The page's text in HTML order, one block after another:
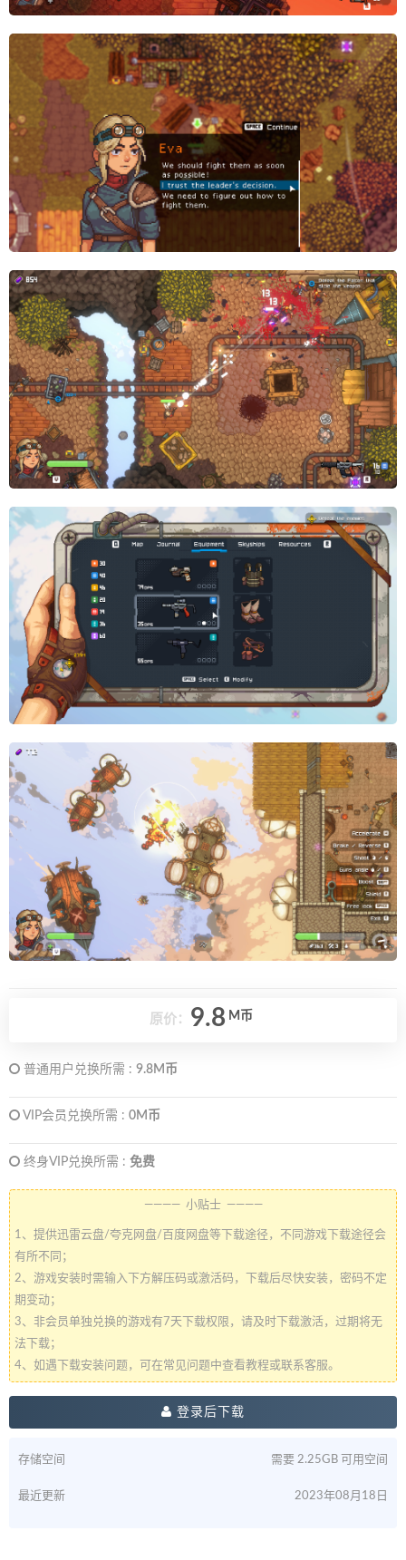
原价： 9.8 M币
普通用户兑换所需 : 9.8M币
VIP会员兑换所需 : 0M币
终身VIP兑换所需 : 免费
———— 小贴士 ————
1、提供迅雷云盘/夸克网盘/百度网盘等下载途径，不同游戏下载途径会
有所不同；
2、游戏安装时需输入下方解压码或激活码，下载后尽快安装，密码不定
期变动；
3、非会员单独兑换的游戏有7天下载权限，请及时下载激活，过期将无
法下载；
4、如遇下载安装问题，可在常见问题中查看教程或联系客服。
登录后下载
存储空间 需要 2.25GB 可用空间
最近更新 2023年08月18日